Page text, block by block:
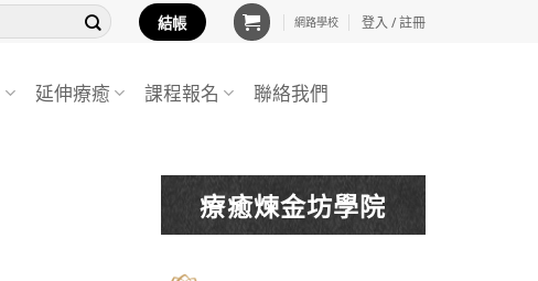
結帳 網路學校 登入 / 註冊
延伸療癒 課程報名 聯絡我們
療癒煉金坊學院